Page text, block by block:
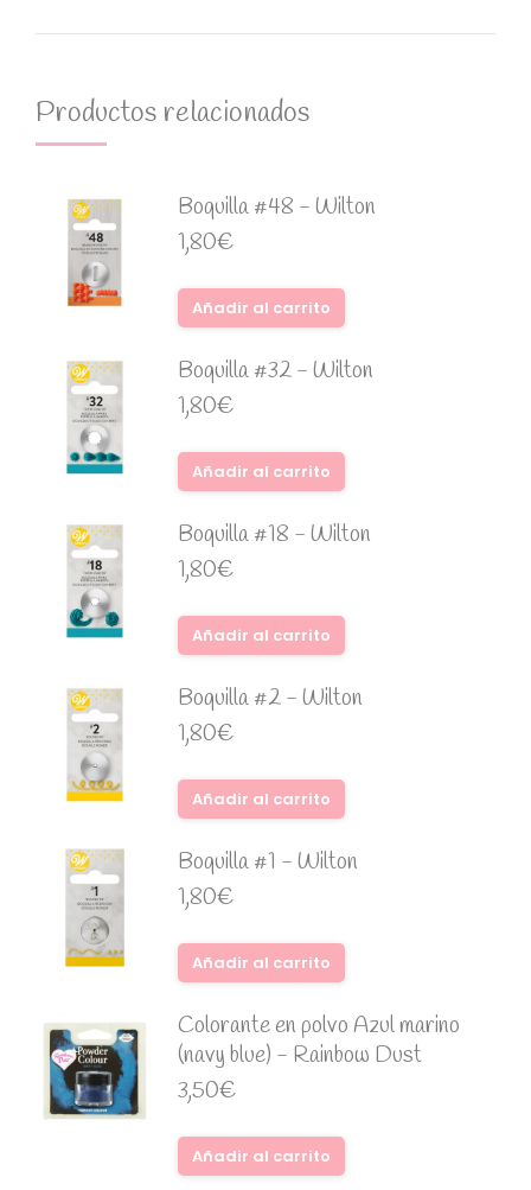
Productos relacionados
Boquilla #48 - Wilton
1,80€
Añadir al carrito
Boquilla #32 - Wilton
1,80€
Añadir al carrito
Boquilla #18 - Wilton
1,80€
Añadir al carrito
Boquilla #2 - Wilton
1,80€
Añadir al carrito
Boquilla #1 - Wilton
1,80€
Añadir al carrito
Colorante en polvo Azul marino
(navy blue) - Rainbow Dust
3,50€
Añadir al carrito